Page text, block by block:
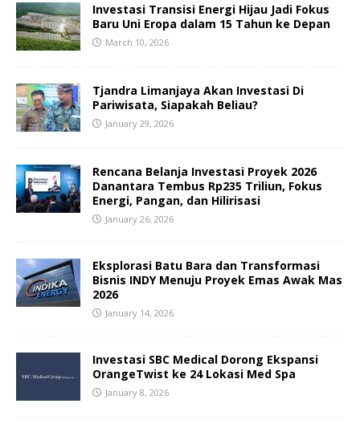
Investasi Transisi Energi Hijau Jadi Fokus
Baru Uni Eropa dalam 15 Tahun ke Depan
March 10, 2026
Tjandra Limanjaya Akan Investasi Di
Pariwisata, Siapakah Beliau?
January 29, 2026
Rencana Belanja Investasi Proyek 2026
Danantara Tembus Rp235 Triliun, Fokus
Energi, Pangan, dan Hilirisasi
January 26, 2026
Eksplorasi Batu Bara dan Transformasi
Bisnis INDY Menuju Proyek Emas Awak Mas
2026
January 14, 2026
Investasi SBC Medical Dorong Ekspansi
OrangeTwist ke 24 Lokasi Med Spa
January 8, 2026